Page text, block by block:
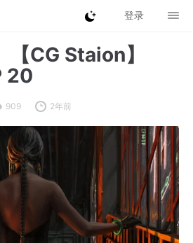
登录
【CG Staion】
20
909 2年前